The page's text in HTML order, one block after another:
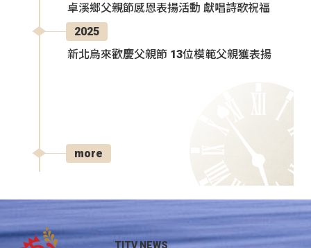
卓溪鄉父親節感恩表揚活動 獻唱詩歌祝福
2025
新北烏來歡慶父親節 13位模範父親獲表揚
more
TITV NEWS